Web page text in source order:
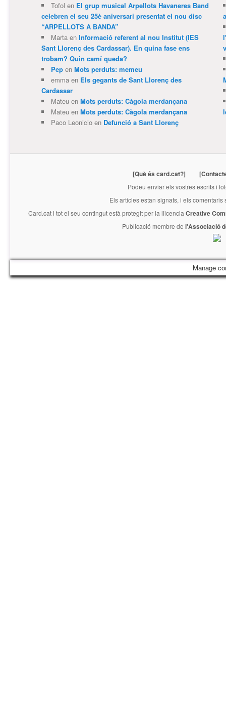
Tofol en El grup musical Arpellots Havaneres Band
celebren el seu 25è aniversari presentat el nou disc
“ARPELLOTS A BANDA”
Martaen Informació referent al nou Institut (IES
Sant Llorenç des Cardassar). En quina fase ens
trobam? Quin camí queda?
Pepen Mots perduts: memeu
emmaen Els gegants de Sant Llorenç des
Cardassar
Mateuen Mots perduts: Càgola merdançana
Mateuen Mots perduts: Càgola merdançana
Paco Leonicioen Defunció a Sant Llorenç
[Què és card.cat?]
Podeu enviar els vostres escrits i
Els articles estan signats, i els
Card.cati tot el seu contingut està protegit per la llicencia Creative
Publicació membre de l'Associació
Manage